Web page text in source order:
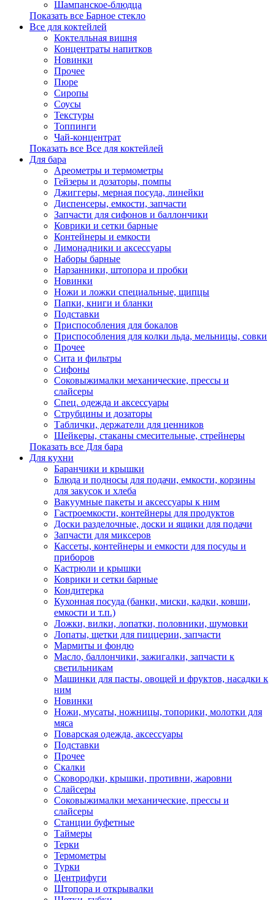
Шампанское-блюдца
Показать все Барное стекло
Все для коктейлей
Коктелльная вишня
Концентраты напитков
Новинки
Прочее
Пюре
Сиропы
Соусы
Текстуры
Топпинги
Чай-концентрат
Показать все Все для коктейлей
Для бара
Ареометры и термометры
Гейзеры и дозаторы, помпы
Джиггеры, мерная посуда, линейки
Диспенсеры, емкости, запчасти
Запчасти для сифонов и баллончики
Коврики и сетки барные
Контейнеры и емкости
Лимонадники и аксессуары
Наборы барные
Нарзанники, штопора и пробки
Новинки
Ножи и ложки специальные, щипцы
Папки, книги и бланки
Подставки
Приспособления для бокалов
Приспособления для колки льда, мельницы, совки
Прочее
Сита и фильтры
Сифоны
Соковыжималки механические, прессы и
слайсеры
Спец. одежда и аксессуары
Струбцины и дозаторы
Таблички, держатели для ценников
Шейкеры, стаканы смесительные, стрейнеры
Показать все Для бара
Для кухни
Баранчики и крышки
Блюда и подносы для подачи, емкости, корзины
для закусок и хлеба
Вакуумные пакеты и аксессуары к ним
Гастроемкости, контейнеры для продуктов
Доски разделочные, доски и ящики для подачи
Запчасти для миксеров
Кассеты, контейнеры и емкости для посуды и
приборов
Кастрюли и крышки
Коврики и сетки барные
Кондитерка
Кухонная посуда (банки, миски, кадки, ковши,
емкости и т.п.)
Ложки, вилки, лопатки, половники, шумовки
Лопаты, щетки для пиццерии, запчасти
Мармиты и фондю
Масло, баллончики, зажигалки, запчасти к
светильникам
Машинки для пасты, овощей и фруктов, насадки к
ним
Новинки
Ножи, мусаты, ножницы, топорики, молотки для
мяса
Поварская одежда, аксессуары
Подставки
Прочее
Скалки
Сковородки, крышки, противни, жаровни
Слайсеры
Соковыжималки механические, прессы и
слайсеры
Станции буфетные
Таймеры
Терки
Термометры
Турки
Центрифуги
Штопора и открывалки